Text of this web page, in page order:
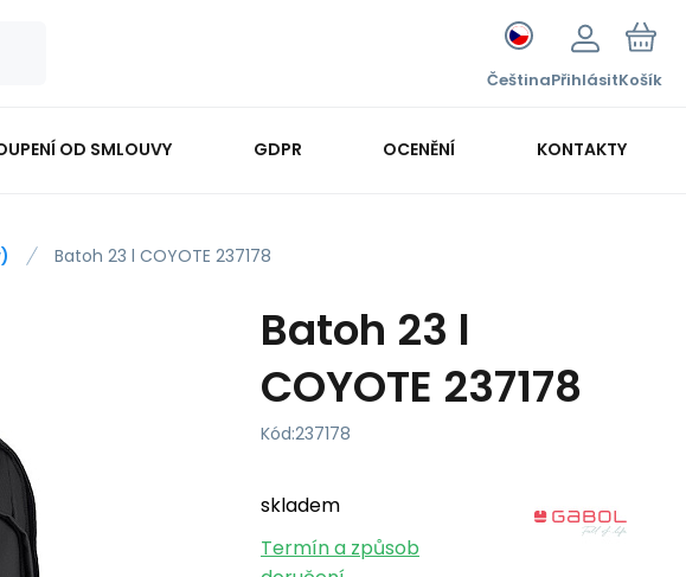
ČeštinaPřihlásitKošík
OD SMLOUVY GDPR OCENĚNÍ KONTAKTY
Batoh 23 l COYOTE 237178
Batoh 23 l
COYOTE 237178
Kód:237178
skladem
Termín a způsob